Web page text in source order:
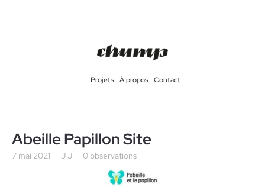
Projets À propos Contact
Abeille Papillon Site
7 mai 2021 J J 0 observations